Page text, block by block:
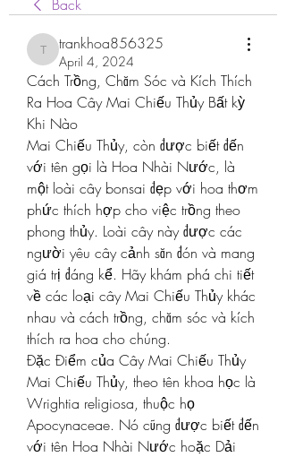
Back
trankhoa856325
trankhoa856325
April 4, 2024
Cách Trồng, Chăm Sóc và Kích Thích
Ra Hoa Cây Mai Chiếu Thủy Bất kỳ
Khi Nào
Mai Chiếu Thủy, còn được biết đến
với tên gọi là Hoa Nhài Nước, là
một loài cây bonsai đẹp với hoa thơm
phức thích hợp cho việc trồng theo
phong thủy. Loài cây này được các
người yêu cây cảnh săn đón và mang
giá trị đáng kể. Hãy khám phá chi tiết
về các loại cây Mai Chiếu Thủy khác
nhau và cách trồng, chăm sóc và kích
thích ra hoa cho chúng.
Đặc Điểm của Cây Mai Chiếu Thủy
Mai Chiếu Thủy, theo tên khoa học là
Wrightia religiosa, thuộc họ
Apocynaceae. Nó cũng được biết đến
với tên Hoa Nhài Nước hoặc Dải